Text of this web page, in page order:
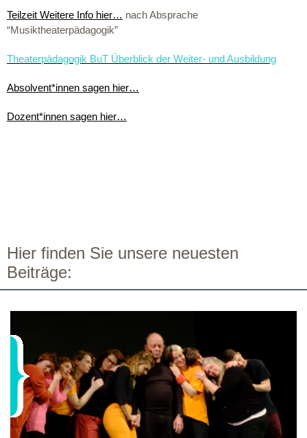
Teilzeit Weitere Info hier… nach Absprache
“Musiktheaterpädagogik”
Theaterpädagogik BuT Überblick der Weiter- und Ausbildung
Absolvent*innen sagen hier…
Dozent*innen sagen hier…
Hier finden Sie unsere neuesten
Beiträge: